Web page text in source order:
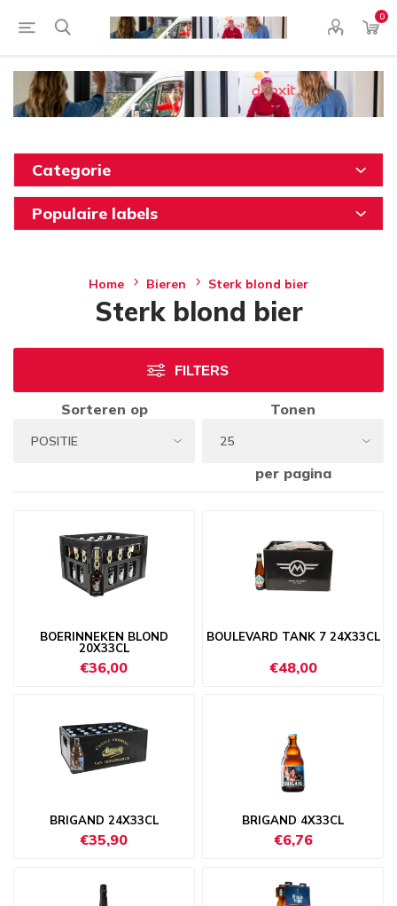
0
Categorie
Populaire labels
Home Bieren Sterk blond bier
Sterk blond bier
FILTERS
Sorteren op Tonen
per pagina
BOERINNEKEN BLOND
20X33CL
€36,00
BOULEVARD TANK 7 24X33CL
€48,00
BRIGAND 24X33CL
€35,90
BRIGAND 4X33CL
€6,76